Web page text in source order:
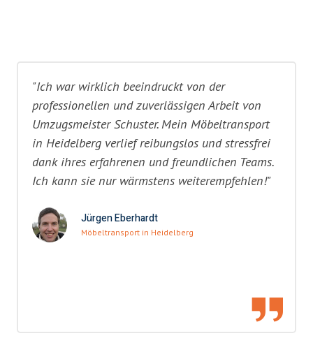
"Ich war wirklich beeindruckt von der
professionellen und zuverlässigen Arbeit von
Umzugsmeister Schuster. Mein Möbeltransport
in Heidelberg verlief reibungslos und stressfrei
dank ihres erfahrenen und freundlichen Teams.
Ich kann sie nur wärmstens weiterempfehlen!"
Jürgen Eberhardt
Möbeltransport in Heidelberg